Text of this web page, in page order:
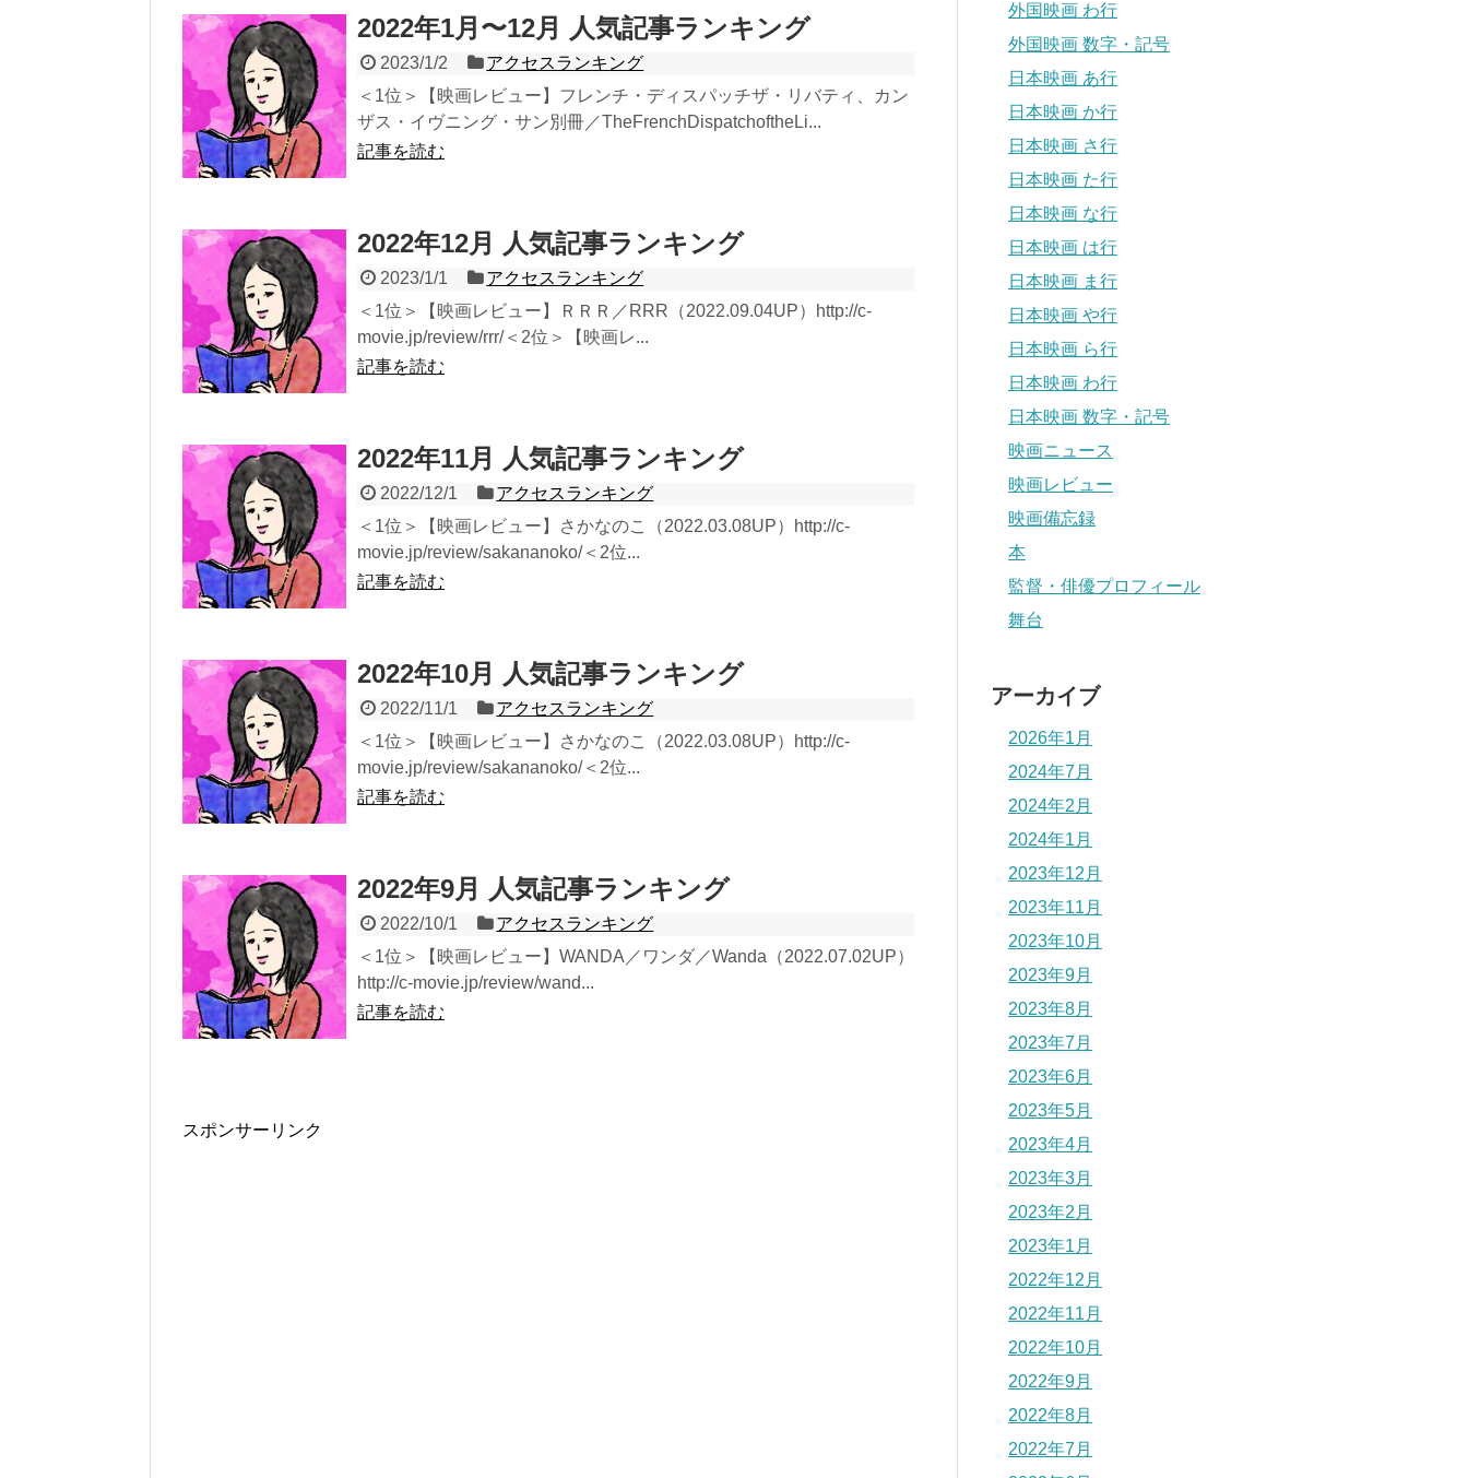
2022年1月〜12月 人気記事ランキング
2023/1/2
アクセスランキング
＜1位＞【映画レビュー】フレンチ・ディスパッチザ・リバティ、カン
ザス・イヴニング・サン別冊／TheFrenchDispatchoftheLi...
記事を読む
2022年12月 人気記事ランキング
2023/1/1
アクセスランキング
＜1位＞【映画レビュー】ＲＲＲ／RRR（2022.09.04UP）http://c-
movie.jp/review/rrr/＜2位＞【映画レ...
記事を読む
2022年11月 人気記事ランキング
2022/12/1
アクセスランキング
＜1位＞【映画レビュー】さかなのこ（2022.03.08UP）http://c-
movie.jp/review/sakananoko/＜2位...
記事を読む
2022年10月 人気記事ランキング
2022/11/1
アクセスランキング
＜1位＞【映画レビュー】さかなのこ（2022.03.08UP）http://c-
movie.jp/review/sakananoko/＜2位...
記事を読む
2022年9月 人気記事ランキング
2022/10/1
アクセスランキング
＜1位＞【映画レビュー】WANDA／ワンダ／Wanda（2022.07.02UP）
http://c-movie.jp/review/wand...
記事を読む
スポンサーリンク
外国映画 わ行
外国映画 数字・記号
日本映画 あ行
日本映画 か行
日本映画 さ行
日本映画 た行
日本映画 な行
日本映画 は行
日本映画 ま行
日本映画 や行
日本映画 ら行
日本映画 わ行
日本映画 数字・記号
映画ニュース
映画レビュー
映画備忘録
本
監督・俳優プロフィール
舞台
アーカイブ
2026年1月
2024年7月
2024年2月
2024年1月
2023年12月
2023年11月
2023年10月
2023年9月
2023年8月
2023年7月
2023年6月
2023年5月
2023年4月
2023年3月
2023年2月
2023年1月
2022年12月
2022年11月
2022年10月
2022年9月
2022年8月
2022年7月